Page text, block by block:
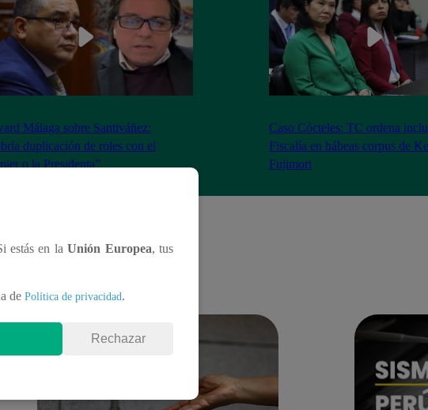
Málaga sobre Santiváñez:
duplicación de roles con el
o la Presidenta”
Caso Cócteles: TC ordena
Fiscalía en hábeas corpus de
Fujimori
estás en laUnión Europea, tus
de Política de privacidad.
Rechazar